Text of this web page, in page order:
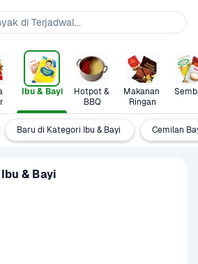
Ibu & Bayi
Hotpot &
BBQ
Makanan
Ringan
Baru di Kategori Ibu & Bayi Cemilan
& Bayi
di Terjadwal...